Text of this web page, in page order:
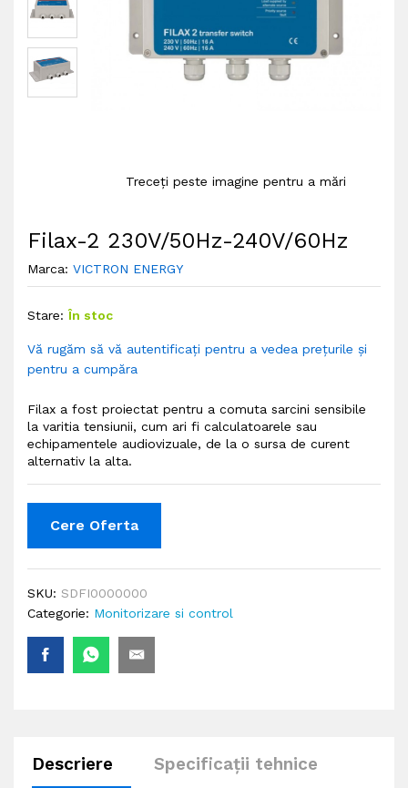
Treceți peste imagine pentru a mări
Filax-2 230V/50Hz-240V/60Hz
Marca: VICTRON ENERGY
Stare: În stoc
Vă rugăm să vă autentificați pentru a vedea prețurile și
pentru a cumpăra
Filax a fost proiectat pentru a comuta sarcini sensibile
la varitia tensiunii, cum ari fi calculatoarele sau
echipamentele audiovizuale, de la o sursa de curent
alternativ la alta.
Cere Oferta
SKU: SDFI0000000
Categorie: Monitorizare si control
Descriere Specificații tehnice